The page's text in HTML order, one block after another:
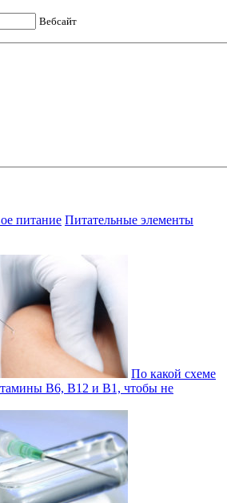
Вебсайт
питание Питательные элементы
По какой схеме
В6, В12 и В1, чтобы не